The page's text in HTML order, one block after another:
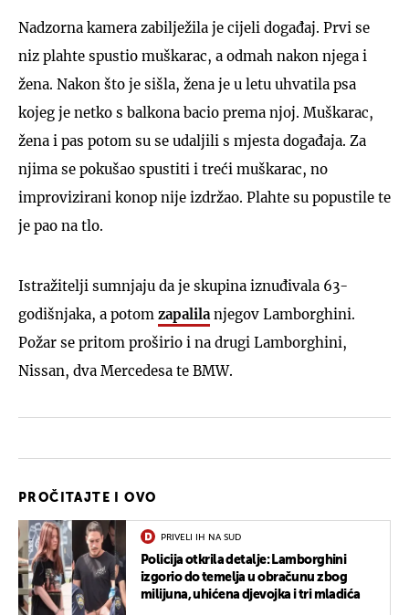
Nadzorna kamera zabilježila je cijeli događaj. Prvi se
niz plahte spustio muškarac, a odmah nakon njega i
žena. Nakon što je sišla, žena je u letu uhvatila psa
kojeg je netko s balkona bacio prema njoj. Muškarac,
žena i pas potom su se udaljili s mjesta događaja. Za
njima se pokušao spustiti i treći muškarac, no
improvizirani konop nije izdržao. Plahte su popustile te
je pao na tlo.
Istražitelji sumnjaju da je skupina iznuđivala 63-
godišnjaka, a potom zapalila njegov Lamborghini.
Požar se pritom proširio i na drugi Lamborghini,
Nissan, dva Mercedesa te BMW.
PROČITAJTE I OVO
PRIVELI IH NA SUD
Policija otkrila detalje: Lamborghini
izgorio do temelja u obračunu zbog
milijuna, uhićena djevojka i tri mladića